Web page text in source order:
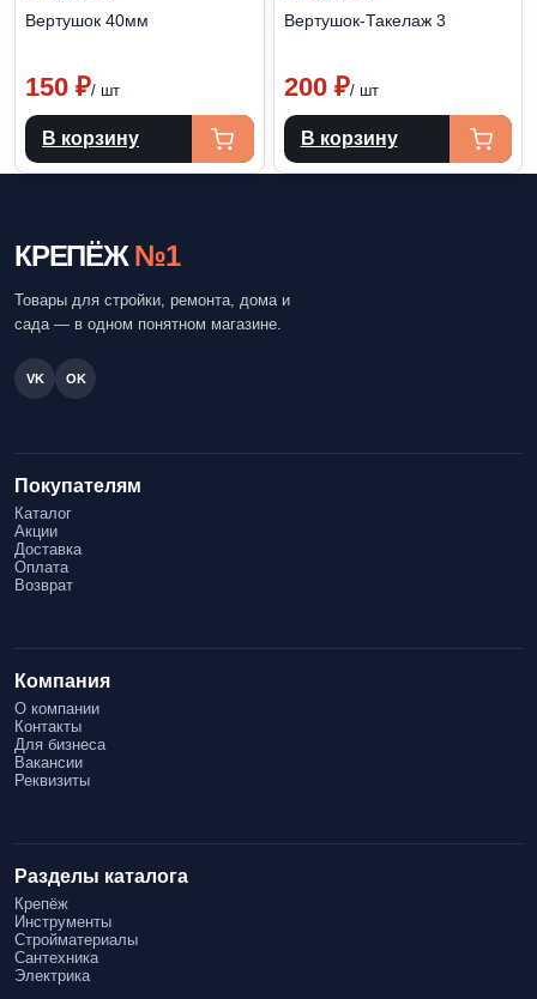
Вертушок 40мм
150 ₽/ шт
В корзину
Вертушок-Такелаж 3
200 ₽/ шт
В корзину
КРЕПЁЖ №1
Товары для стройки, ремонта, дома и
сада — в одном понятном магазине.
VK OK
Покупателям
Каталог
Акции
Доставка
Оплата
Возврат
Компания
О компании
Контакты
Для бизнеса
Вакансии
Реквизиты
Разделы каталога
Крепёж
Инструменты
Стройматериалы
Сантехника
Электрика